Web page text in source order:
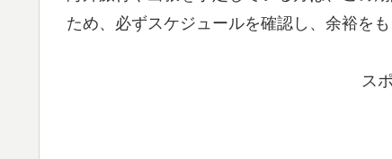
ため、必ずスケジュールを確認し、余裕を
ス